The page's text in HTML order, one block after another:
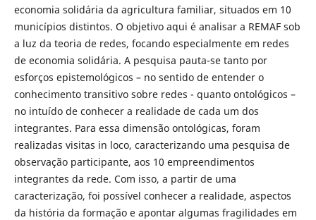
economia solidária da agricultura familiar, situados em 10
municípios distintos. O objetivo aqui é analisar a REMAF sob
a luz da teoria de redes, focando especialmente em redes
de economia solidária. A pesquisa pauta-se tanto por
esforços epistemológicos – no sentido de entender o
conhecimento transitivo sobre redes - quanto ontológicos –
no intuído de conhecer a realidade de cada um dos
integrantes. Para essa dimensão ontológicas, foram
realizadas visitas in loco, caracterizando uma pesquisa de
observação participante, aos 10 empreendimentos
integrantes da rede. Com isso, a partir de uma
caracterização, foi possível conhecer a realidade, aspectos
da história da formação e apontar algumas fragilidades em